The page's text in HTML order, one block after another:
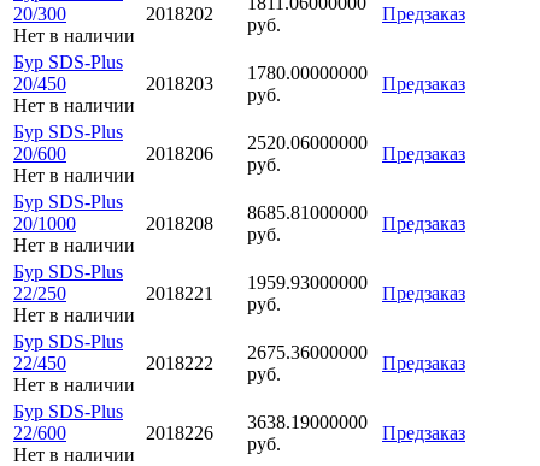
20/300
Нет в наличии
2018202
руб.
Предзаказ
Бур SDS-Plus
20/450
Нет в наличии
2018203
1780.00000000
руб.
Предзаказ
Бур SDS-Plus
20/600
Нет в наличии
2018206
2520.06000000
руб.
Предзаказ
Бур SDS-Plus
20/1000
Нет в наличии
2018208
8685.81000000
руб.
Предзаказ
Бур SDS-Plus
22/250
Нет в наличии
2018221
1959.93000000
руб.
Предзаказ
Бур SDS-Plus
22/450
Нет в наличии
2018222
2675.36000000
руб.
Предзаказ
Бур SDS-Plus
22/600
Нет в наличии
2018226
3638.19000000
руб.
Предзаказ